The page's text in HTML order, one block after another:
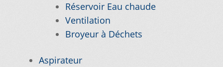
Si vous ne trouvez pas la pièce que vous
cherchez, on l’ajoute pour vous !
Réservoir Eau chaude
Ventilation
Broyeur à Déchets
Aspirateur